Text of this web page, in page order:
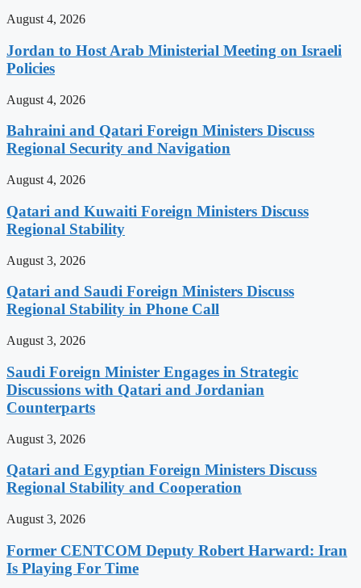
August 4, 2026
Jordan to Host Arab Ministerial Meeting on Israeli
Policies
August 4, 2026
Bahraini and Qatari Foreign Ministers Discuss
Regional Security and Navigation
August 4, 2026
Qatari and Kuwaiti Foreign Ministers Discuss
Regional Stability
August 3, 2026
Qatari and Saudi Foreign Ministers Discuss
Regional Stability in Phone Call
August 3, 2026
Saudi Foreign Minister Engages in Strategic
Discussions with Qatari and Jordanian
Counterparts
August 3, 2026
Qatari and Egyptian Foreign Ministers Discuss
Regional Stability and Cooperation
August 3, 2026
Former CENTCOM Deputy Robert Harward: Iran
Is Playing For Time